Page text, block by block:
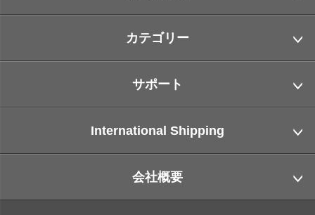
カテゴリー
サポート
International Shipping
会社概要